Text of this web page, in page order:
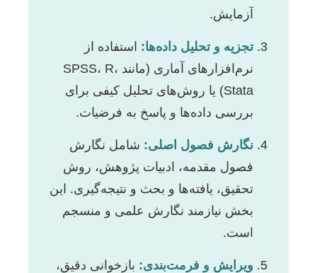
آزمایش.
تجزیه و تحلیل داده‌ها: استفاده از
نرم‌افزارهای آماری (مانند SPSS، R،
Stata) یا روش‌های تحلیل کیفی برای
بررسی داده‌ها و پاسخ به فرضیات.
نگارش فصول اصلی: شامل نگارش
فصول مقدمه، ادبیات پژوهش، روش
تحقیق، یافته‌ها و بحث و نتیجه‌گیری. این
بخش نیازمند نگارش علمی و منسجم
است.
ویرایش و فرمت‌بندی: بازخوانی دقیق،